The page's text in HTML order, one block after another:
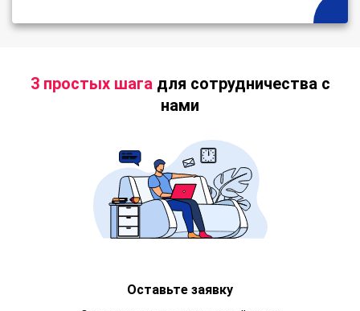
3 простых шагадля сотрудничества с
нами
Оставьте заявку